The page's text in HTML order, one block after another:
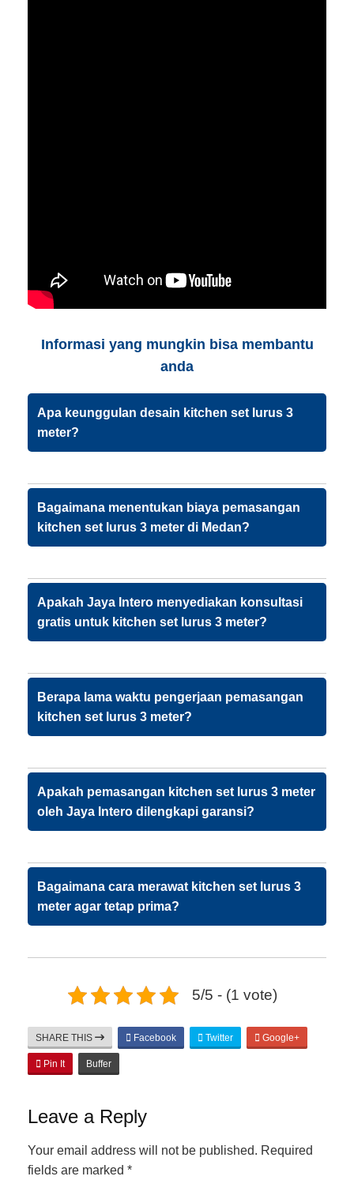
Informasi yang mungkin bisa membantu
anda
Apa keunggulan desain kitchen set lurus 3
meter?
Bagaimana menentukan biaya pemasangan
kitchen set lurus 3 meter di Medan?
Apakah Jaya Intero menyediakan konsultasi
gratis untuk kitchen set lurus 3 meter?
Berapa lama waktu pengerjaan pemasangan
kitchen set lurus 3 meter?
Apakah pemasangan kitchen set lurus 3 meter
oleh Jaya Intero dilengkapi garansi?
Bagaimana cara merawat kitchen set lurus 3
meter agar tetap prima?
5/5 - (1 vote)
SHARE THIS Facebook Twitter Google+
Pin It Buffer
Leave a Reply
Your email address will not be published. Required
fields are marked *